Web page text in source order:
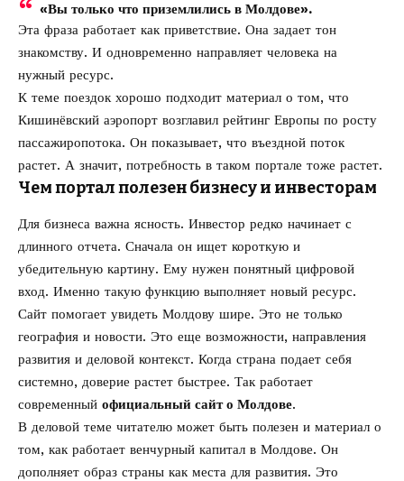
«Вы только что приземлились в Молдове».
Эта фраза работает как приветствие. Она задает тон
знакомству. И одновременно направляет человека на
нужный ресурс.
К теме поездок хорошо подходит материал о том, что
Кишинёвский аэропорт возглавил рейтинг Европы по росту
пассажиропотока. Он показывает, что въездной поток
растет. А значит, потребность в таком портале тоже растет.
Чем портал полезен бизнесу и инвесторам
Для бизнеса важна ясность. Инвестор редко начинает с
длинного отчета. Сначала он ищет короткую и
убедительную картину. Ему нужен понятный цифровой
вход. Именно такую функцию выполняет новый ресурс.
Сайт помогает увидеть Молдову шире. Это не только
география и новости. Это еще возможности, направления
развития и деловой контекст. Когда страна подает себя
системно, доверие растет быстрее. Так работает
современный официальный сайт о Молдове.
В деловой теме читателю может быть полезен и материал о
том, как работает венчурный капитал в Молдове. Он
дополняет образ страны как места для развития. Это